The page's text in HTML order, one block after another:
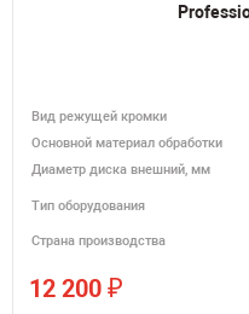
Вид режущей кромки
Основной материал обработки
Диаметр диска внешний, мм
Тип оборудования
Страна производства
12 200 ₽